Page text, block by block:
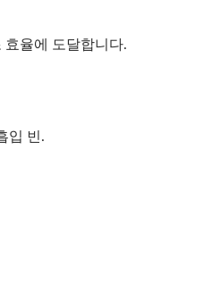
효율에 도달합니다.
입 빈.